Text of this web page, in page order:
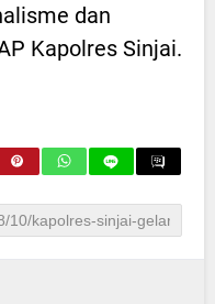
dan
Kapolres Sinjai.